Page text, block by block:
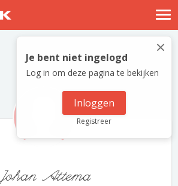
Nostalgische verhalen
Log in
Meld je gratis aan
×
Je bent niet ingelogd
Log in om deze pagina te bekijken
Inloggen
Registreer
Johan Attema